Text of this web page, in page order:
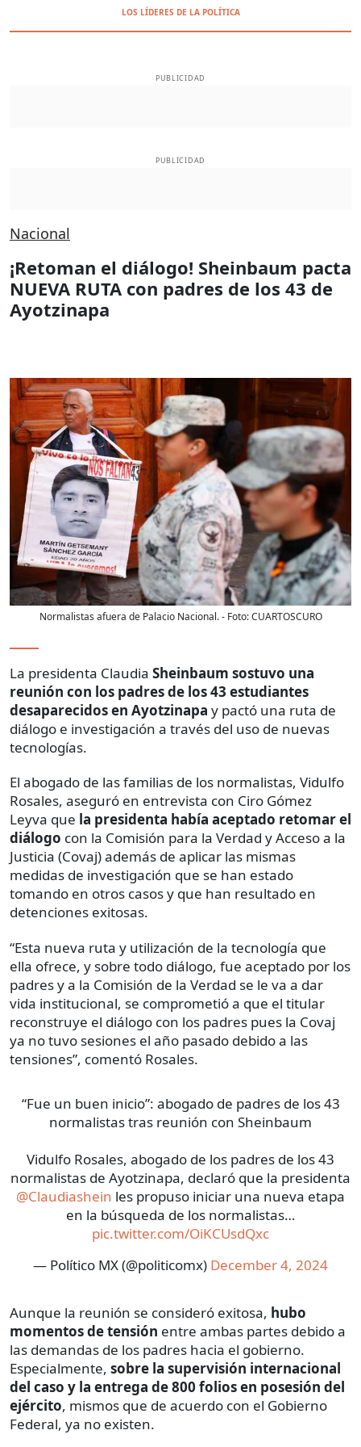
LOS LÍDERES DE LA POLÍTICA
PUBLICIDAD
PUBLICIDAD
Nacional
¡Retoman el diálogo! Sheinbaum pacta
NUEVA RUTA con padres de los 43 de
Ayotzinapa
Normalistas afuera de Palacio Nacional.- Foto:CUARTOSCURO
La presidenta Claudia Sheinbaum sostuvo una
reunión con los padres de los 43 estudiantes
desaparecidos en Ayotzinapa y pactó una ruta de
diálogo e investigación a través del uso de nuevas
tecnologías.
El abogado de las familias de los normalistas, Vidulfo
Rosales, aseguró en entrevista con Ciro Gómez
Leyva que la presidenta había aceptado retomar el
diálogo con la Comisión para la Verdad y Acceso a la
Justicia (Covaj) además de aplicar las mismas
medidas de investigación que se han estado
tomando en otros casos y que han resultado en
detenciones exitosas.
“Esta nueva ruta y utilización de la tecnología que
ella ofrece, y sobre todo diálogo, fue aceptado por los
padres y a la Comisión de la Verdad se le va a dar
vida institucional, se comprometió a que el titular
reconstruye el diálogo con los padres pues la Covaj
ya no tuvo sesiones el año pasado debido a las
tensiones”, comentó Rosales.
“Fue un buen inicio”: abogado de padres de los 43
normalistas tras reunión con Sheinbaum
Vidulfo Rosales, abogado de los padres de los 43
normalistas de Ayotzinapa, declaró que la presidenta
@Claudiashein les propuso iniciar una nueva etapa
en la búsqueda de los normalistas…
pic.twitter.com/OiKCUsdQxc
— Político MX (@politicomx) December 4, 2024
Aunque la reunión se consideró exitosa, hubo
momentos de tensión entre ambas partes debido a
las demandas de los padres hacia el gobierno.
Especialmente, sobre la supervisión internacional
del caso y la entrega de 800 folios en posesión del
ejército, mismos que de acuerdo con el Gobierno
Federal, ya no existen.